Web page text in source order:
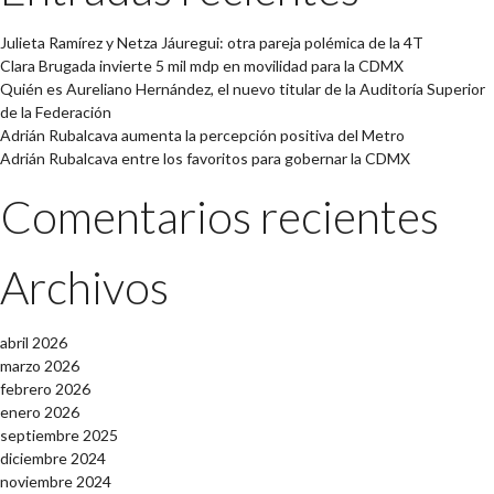
Julieta Ramírez y Netza Jáuregui: otra pareja polémica de la 4T
Clara Brugada invierte 5 mil mdp en movilidad para la CDMX
Quién es Aureliano Hernández, el nuevo titular de la Auditoría Superior
de la Federación
Adrián Rubalcava aumenta la percepción positiva del Metro
Adrián Rubalcava entre los favoritos para gobernar la CDMX
Comentarios recientes
Archivos
abril 2026
marzo 2026
febrero 2026
enero 2026
septiembre 2025
diciembre 2024
noviembre 2024